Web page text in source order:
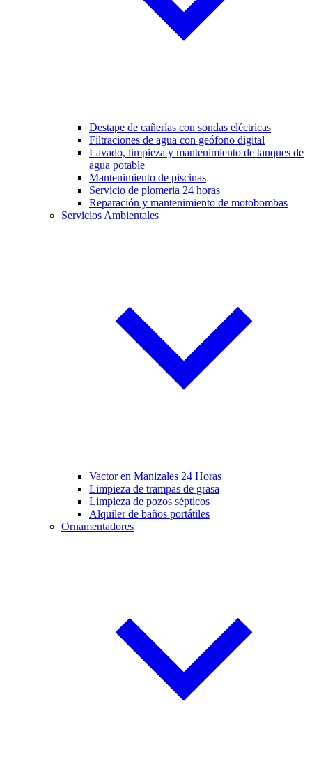
Destape de cañerías con sondas eléctricas
Filtraciones de agua con geófono digital
Lavado, limpieza y mantenimiento de tanques de
agua potable
Mantenimiento de piscinas
Servicio de plomeria 24 horas
Reparación y mantenimiento de motobombas
Servicios Ambientales
Vactor en Manizales 24 Horas
Limpieza de trampas de grasa
Limpieza de pozos sépticos
Alquiler de baños portátiles
Ornamentadores